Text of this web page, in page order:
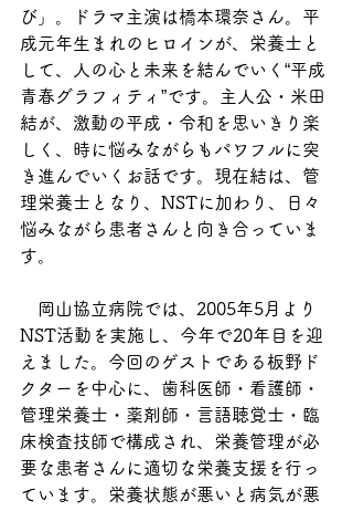
び」。ドラマ主演は橋本環奈さん。平
成元年生まれのヒロインが、栄養士と
して、人の心と未来を結んでいく“平成
青春グラフィティ”です。主人公・米田
結が、激動の平成・令和を思いきり楽
しく、時に悩みながらもパワフルに突
き進んでいくお話です。現在結は、管
理栄養士となり、NSTに加わり、日々
悩みながら患者さんと向き合っていま
す。
岡山協立病院では、2005年5月より
NST活動を実施し、今年で20年目を迎
えました。今回のゲストである板野ド
クターを中心に、歯科医師・看護師・
管理栄養士・薬剤師・言語聴覚士・臨
床検査技師で構成され、栄養管理が必
要な患者さんに適切な栄養支援を行っ
ています。栄養状態が悪いと病気が悪